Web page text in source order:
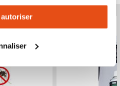
notre site. Vous pouvez
quel moment. Refuser
certaines fonctionnalités.